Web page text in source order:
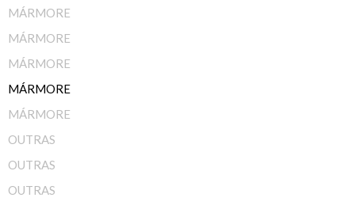
MÁRMORE
MÁRMORE
MÁRMORE
MÁRMORE
MÁRMORE
OUTRAS
OUTRAS
OUTRAS